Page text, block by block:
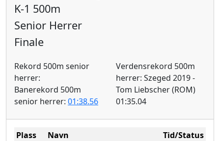
K-1 500m
Senior Herrer
Finale
Rekord 500m senior
herrer:
Banerekord 500m
senior herrer: 01:38.56
Verdensrekord 500m
herrer: Szeged 2019 -
Tom Liebscher (ROM)
01:35.04
Plass Navn
Tid/Status